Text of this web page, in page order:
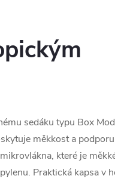
sedáku typu Box
měkkost a
které je
Praktická kapsa v